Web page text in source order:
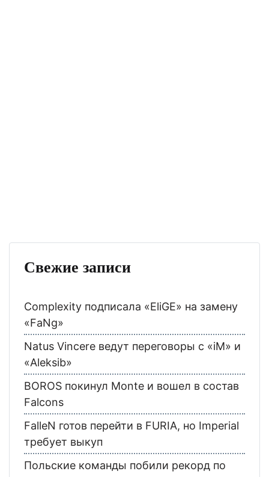
Свежие записи
Complexity подписала «EliGE» на замену
«FaNg»
Natus Vincere ведут переговоры с «iM» и
«Aleksib»
BOROS покинул Monte и вошел в состав
Falcons
FalleN готов перейти в FURIA, но Imperial
требует выкуп
Польские команды побили рекорд по